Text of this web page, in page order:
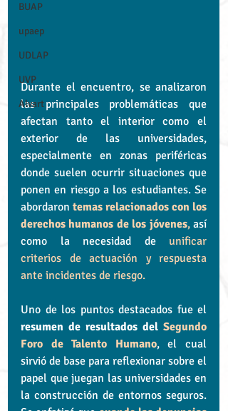
BUAP
upaep
UDLAP
UVP
Alvart
Durante el encuentro, se analizaron
las principales problemáticas que
afectan tanto el interior como el
exterior de las universidades,
especialmente en zonas periféricas
donde suelen ocurrir situaciones que
ponen en riesgo a los estudiantes. Se
abordaron temas relacionados con los
derechos humanos de los jóvenes, así
como la necesidad de unificar
criterios de actuación y respuesta
ante incidentes de riesgo.
resumen de resultados del Segundo
Foro de Talento Humano, el cual
sirvió de base para reflexionar sobre el
papel que juegan las universidades en
la construcción de entornos seguros.